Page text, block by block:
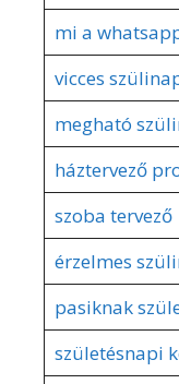
mi a
vicces
megható
háztervező
szoba tervező
érzelmes
pasiknak
születésnapi